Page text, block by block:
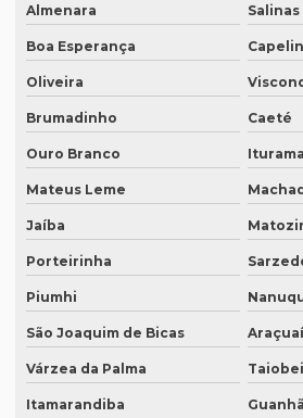
Empresa de tradução de textos
Empresa tradutora juramentada
Empresa tradutora juramentada em
Empresa tradutora juramentada em
Empresa de tradutores juramentados
Empresa de tradutores juramentados em
Empresa de transcrição de audio
Empresas especializadas em tradução
Empresas que fazem tradução
Empresas que fazem tradução
Almenara Salinas
Boa Esperança
Oliveira
Brumadinho Caeté
Ouro Branco Iturama
Mateus Leme
Jaíba
Porteirinha
Piumhi
São Joaquim de Bicas Araçuaí
Várzea da Palma
Itamarandiba